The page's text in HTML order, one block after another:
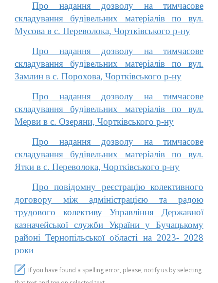
Про надання дозволу на тимчасове
складування будівельних матеріалів по вул.
Мусова в с. Переволока, Чортківського р-ну
Про надання дозволу на тимчасове
складування будівельних матеріалів по вул.
Замлин в с. Порохова, Чортківського р-ну
Про надання дозволу на тимчасове
складування будівельних матеріалів по вул.
Мерви в с. Озеряни, Чортківського р-ну
Про надання дозволу на тимчасове
складування будівельних матеріалів по вул.
Ятки в с. Переволока, Чортківського р-ну
Про повідомну реєстрацію колективного
договору між адміністрацією та радою
трудового колективу Управління Державної
казначейської служби України у Бучацькому
районі Тернопільської області на 2023- 2028
роки
If you have found a spelling error, please, notify us by selecting